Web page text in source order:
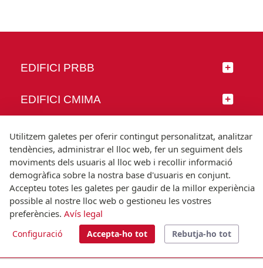
EDIFICI PRBB
EDIFICI CMIMA
SEGUEIX-NOS
© Universitat Pompeu Fabra
Barcelona
T.(+34) 93 542 20 00
Utilitzem galetes per oferir contingut personalitzat, analitzar
tendències, administrar el lloc web, fer un seguiment dels
moviments dels usuaris al lloc web i recollir informació
demogràfica sobre la nostra base d'usuaris en conjunt.
Accepteu totes les galetes per gaudir de la millor experiència
possible al nostre lloc web o gestioneu les vostres
preferències. Avís legal
Configuració Accepta-ho tot Rebutja-ho tot